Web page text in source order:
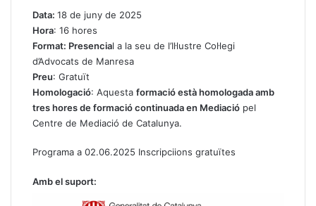
Data: 18 de juny de 2025
Hora: 16 hores
Format: Presencial a la seu de l’Il·lustre Col·legi
d’Advocats de Manresa
Preu: Gratuït
Homologació: Aquesta formació està homologada amb
tres hores de formació continuada en Mediació pel
Centre de Mediació de Catalunya.
Programa a 02.06.2025 Inscripciions gratuïtes
Amb el suport: